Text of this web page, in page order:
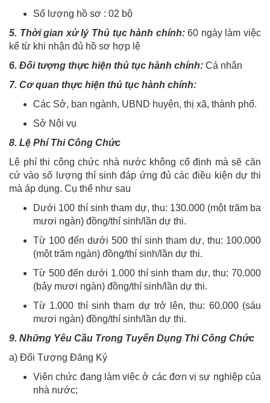
Số lượng hồ sơ : 02 bộ
5. Thời gian xử lý Thủ tục hành chính: 60 ngày làm việc
kể từ khi nhận đủ hồ sơ hợp lệ
6. Đối tượng thực hiện thủ tục hành chính: Cá nhân
7. Cơ quan thực hiện thủ tục hành chính:
Các Sở, ban ngành, UBND huyện, thị xã, thành phố.
Sở Nội vụ
8. Lệ Phí Thi Công Chức
Lệ phí thi công chức nhà nước không cố định mà sẽ căn
cứ vào số lượng thí sinh đáp ứng đủ các điều kiện dự thi
mà áp dụng. Cụ thể như sau
Dưới 100 thí sinh tham dự, thu: 130.000 (một trăm ba
mươi ngàn) đồng/thí sinh/lần dự thi.
Từ 100 đến dưới 500 thí sinh tham dự, thu: 100.000
(một trăm ngàn) đồng/thí sinh/lần dự thi.
Từ 500 đến dưới 1.000 thí sinh tham dự, thu: 70.000
(bảy mươi ngàn) đồng/thí sinh/lần dự thi.
Từ 1.000 thí sinh tham dự trở lên, thu: 60.000 (sáu
mươi ngàn) đồng/thí sinh/lần dự thi.
9. Những Yêu Cầu Trong Tuyển Dụng Thi Công Chức
a) Đối Tượng Đăng Ký
Viên chức đang làm việc ở các đơn vị sự nghiệp của
nhà nước;